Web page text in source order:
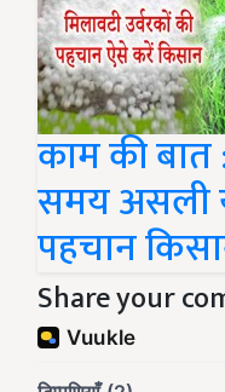
काम की बात
समय असली
पहचान
Share your